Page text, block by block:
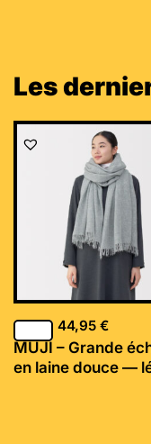
Les
44,95 €
MUJI – Grande
en laine douce —